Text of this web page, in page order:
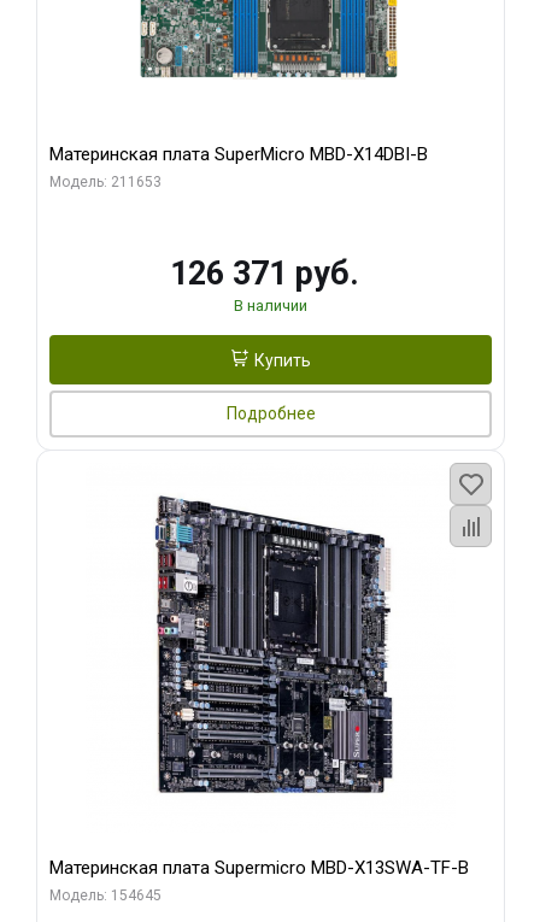
Материнская плата SuperMicro MBD-X14DBI-B
Модель: 211653
126 371 руб.
В наличии
Купить
Подробнее
Материнская плата Supermicro MBD-X13SWA-TF-B
Модель: 154645